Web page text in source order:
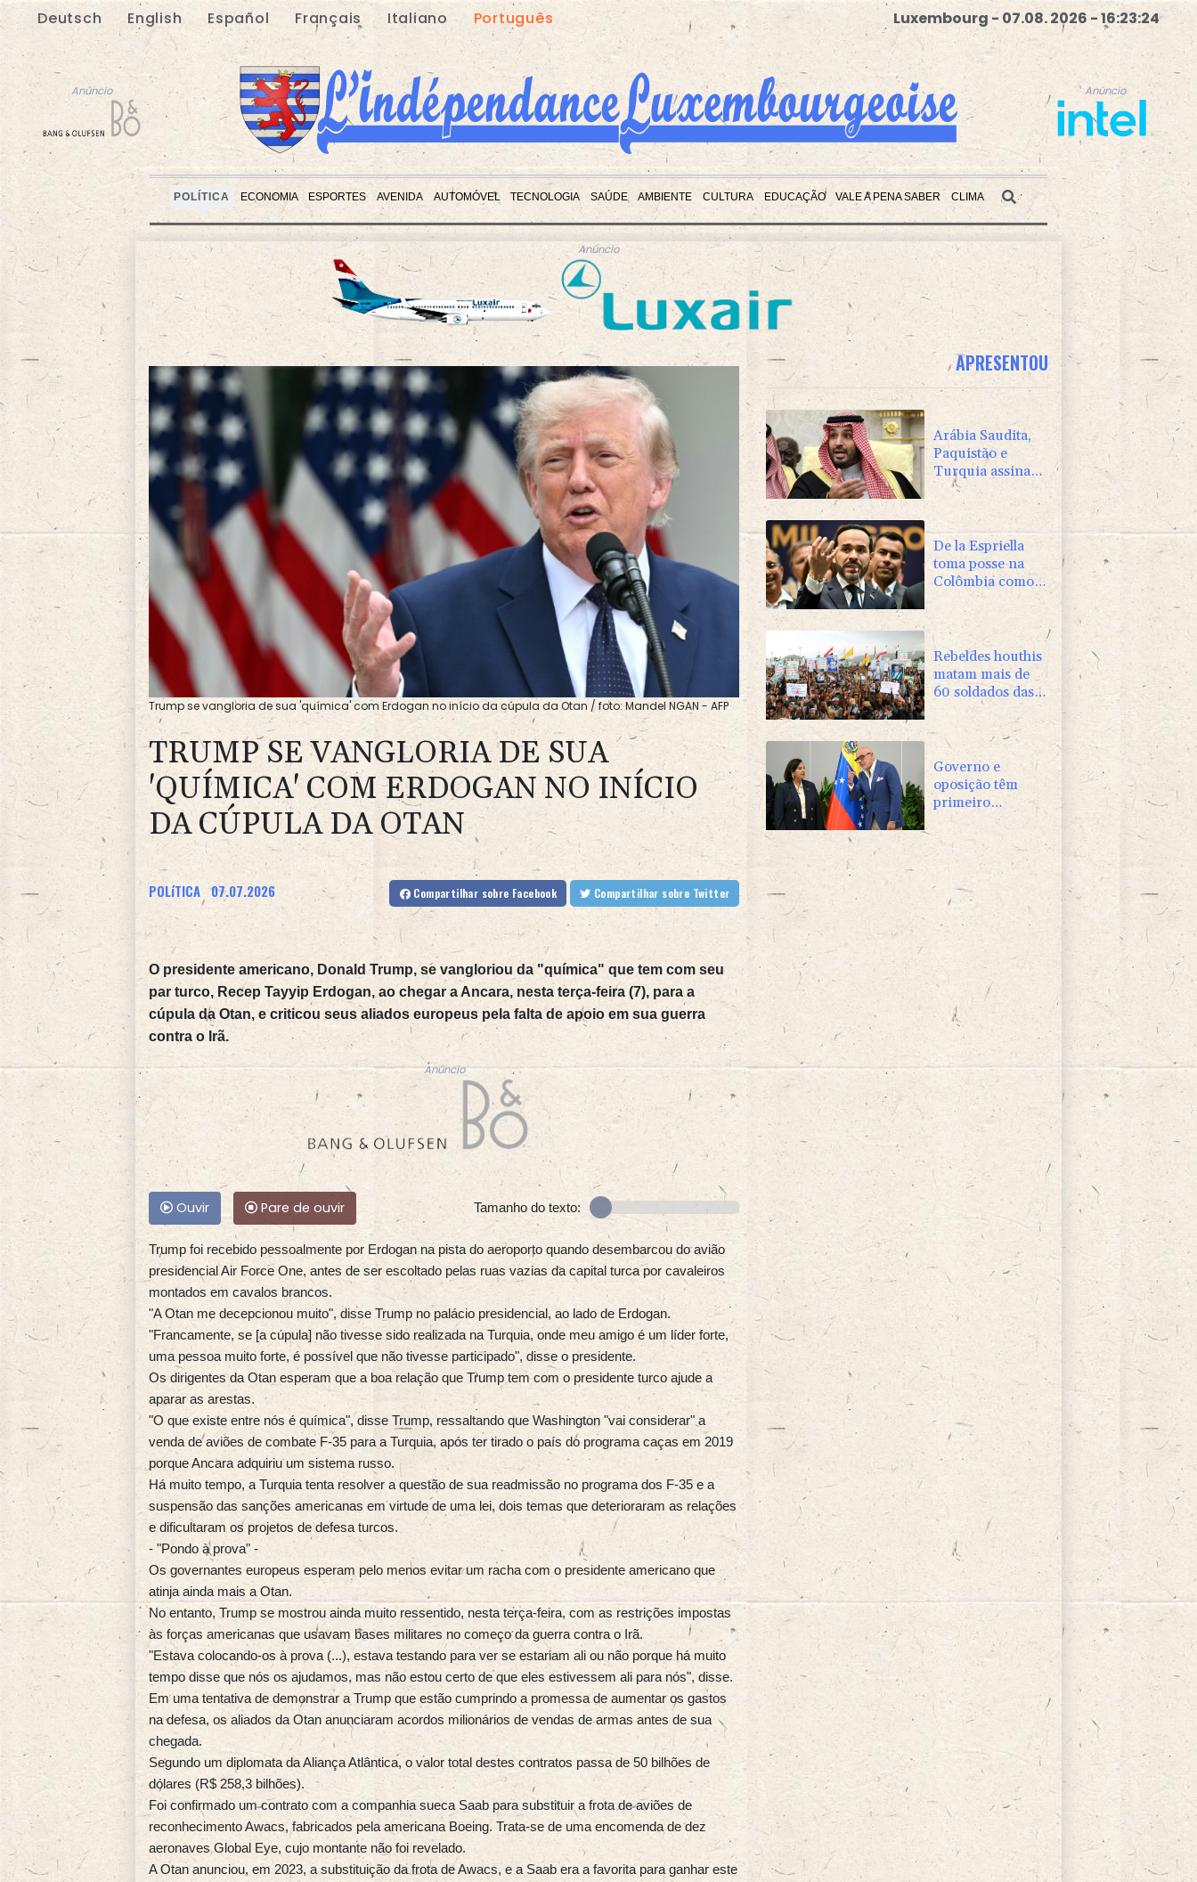
Deutsch English Español Français Italiano Português Luxembourg - 07.08. 2026 - 16:23:25
Anúncio Anúncio
POLÍTICA ECONOMIA ESPORTES AVENIDA AUTOMÓVEL TECNOLOGIA SAÚDE AMBIENTE CULTURA EDUCAÇÃO VALE A PENA SABER CLIMA
Anúncio
Anúncio
Trump se vangloria de sua 'química' com Erdogan no início da cúpula da Otan / foto: Mandel NGAN - AFP
TRUMP SE VANGLORIA DE SUA
'QUÍMICA' COM ERDOGAN NO INÍCIO
DA CÚPULA DA OTAN
POLíTICA 07.07.2026 Compartilhar sobre Facebook Compartilhar sobre Twitter
O presidente americano, Donald Trump, se vangloriou da "química" que tem com seu
par turco, Recep Tayyip Erdogan, ao chegar a Ancara, nesta terça-feira (7), para a
cúpula da Otan, e criticou seus aliados europeus pela falta de apoio em sua guerra
contra o Irã.
Anúncio
Ouvir Pare de ouvir Tamanho do texto:
Trump foi recebido pessoalmente por Erdogan na pista do aeroporto quando desembarcou do avião
presidencial Air Force One, antes de ser escoltado pelas ruas vazias da capital turca por cavaleiros
montados em cavalos brancos.
"A Otan me decepcionou muito", disse Trump no palácio presidencial, ao lado de Erdogan.
"Francamente, se [a cúpula] não tivesse sido realizada na Turquia, onde meu amigo é um líder forte,
uma pessoa muito forte, é possível que não tivesse participado", disse o presidente.
Os dirigentes da Otan esperam que a boa relação que Trump tem com o presidente turco ajude a
aparar as arestas.
"O que existe entre nós é química", disse Trump, ressaltando que Washington "vai considerar" a
venda de aviões de combate F-35 para a Turquia, após ter tirado o país do programa caças em 2019
porque Ancara adquiriu um sistema russo.
Há muito tempo, a Turquia tenta resolver a questão de sua readmissão no programa dos F-35 e a
suspensão das sanções americanas em virtude de uma lei, dois temas que deterioraram as relações
e dificultaram os projetos de defesa turcos.
- "Pondo à prova" -
Os governantes europeus esperam pelo menos evitar um racha com o presidente americano que
atinja ainda mais a Otan.
No entanto, Trump se mostrou ainda muito ressentido, nesta terça-feira, com as restrições impostas
às forças americanas que usavam bases militares no começo da guerra contra o Irã.
"Estava colocando-os à prova (...), estava testando para ver se estariam ali ou não porque há muito
tempo disse que nós os ajudamos, mas não estou certo de que eles estivessem ali para nós", disse.
Em uma tentativa de demonstrar a Trump que estão cumprindo a promessa de aumentar os gastos
na defesa, os aliados da Otan anunciaram acordos milionários de vendas de armas antes de sua
chegada.
Segundo um diplomata da Aliança Atlântica, o valor total destes contratos passa de 50 bilhões de
dólares (R$ 258,3 bilhões).
Foi confirmado um contrato com a companhia sueca Saab para substituir a frota de aviões de
reconhecimento Awacs, fabricados pela americana Boeing. Trata-se de uma encomenda de dez
aeronaves Global Eye, cujo montante não foi revelado.
A Otan anunciou, em 2023, a substituição da frota de Awacs, e a Saab era a favorita para ganhar este
APRESENTOU
Arábia Saudita,
Paquistão e
Turquia assinam
pacto de defesa
em meio a tensão
com Irã
De la Espriella
toma posse na
Colômbia como
aliado de Trump
na guerra contra
o tráfico
Rebeldes houthis
matam mais de
60 soldados das
forças
governamentais
no Iêmen
Governo e
oposição têm
primeiro
encontro rumo a
transição política
na Venezuela